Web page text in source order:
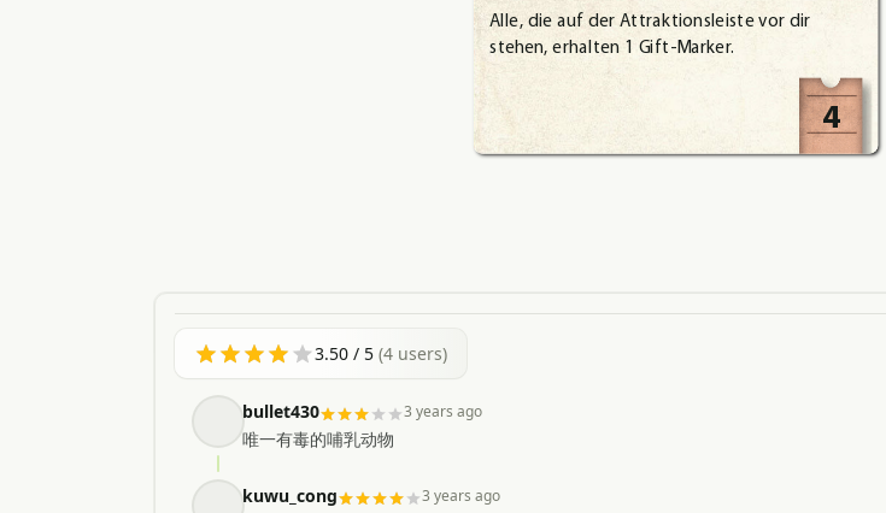
4
Alle, die auf der Attraktionsleiste vor dir
stehen, erhalten 1 Gift-Marker.
3.50 / 5 (4 users)
bullet430 3 years ago
唯一有毒的哺乳动物
kuwu_cong 3 years ago